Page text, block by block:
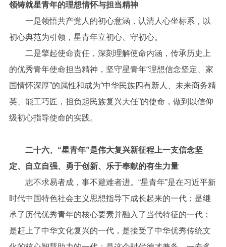
领铸就星青年的理想情怀与担当精神
一是领悟共产党人的初心意涵，认清人心坐标系，以
初心典范为引领，星青年立初心、守初心。
二是擎起使命责任，深刻理解使命内涵，传承历史上
的优秀青年使命担当精神，坚守星青年“理想信念坚定、家
国情怀深厚”的属性和成为“中华民族四有新人、未来商务精
英、能工巧匠，担负起民族复兴大任”的使命，做到以信仰
级初心指导使命的实践。
二十六、“星青年”是伟大复兴新征程上一支信念坚
定、自立自强、勇于创新、乐于奉献的有生力量
志不求易者成，事不避难者进。“星青年”是在习近平新
时代中国特色社会主义思想指导下成长起来的一代；是继
承了历代优秀青年的核心要素并融入了当代特征的一代；
是赶上了中华文化复兴的一代，是接受了中华优秀传统文